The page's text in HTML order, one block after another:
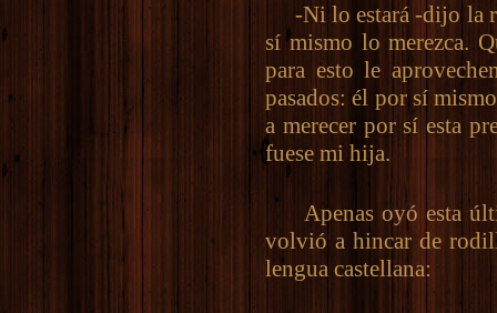
-Ni lo estará -dijo la
sí mismo lo merezca.
para esto le
pasados: él por sí
a merecer por sí esta
fuese mi hija.
Apenas oyó esta
volvió a hincar de
lengua castellana: